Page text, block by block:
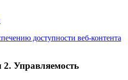
доступности веб-контента
Управляемость